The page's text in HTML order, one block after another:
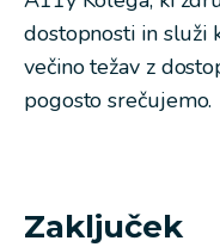
dostopnosti in služi
večino težav z
pogosto srečujemo.
Zaključek